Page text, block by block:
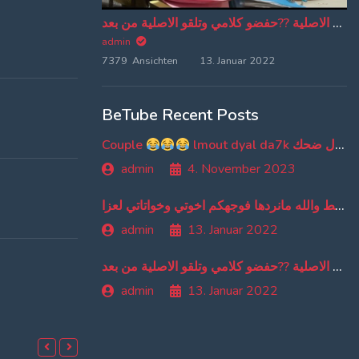
من دبا غادي تبقاو تسمعو ترجمة ديالي وخا تسمعو الاغنية الاصلية ??حفضو كلامي وتلقو الاصلية من بعد
admin
7379 Ansichten
13. Januar 2022
BeTube Recent Posts
Couple
lmout dyal da7k موت ديال ضحك
admin
4. November 2023
اهو بوسط والله مانردها فوجهكم اخوتي وخواتاتي لعزا
admin
13. Januar 2022
من دبا غادي تبقاو تسمعو ترجمة ديالي وخا تسمعو الاغنية الاصلية ??حفضو كلامي وتلقو الاصلية من بعد
admin
13. Januar 2022